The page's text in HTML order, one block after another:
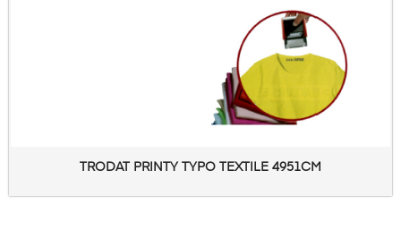
TRODAT PRINTY TYPO TEXTILE 4951CM